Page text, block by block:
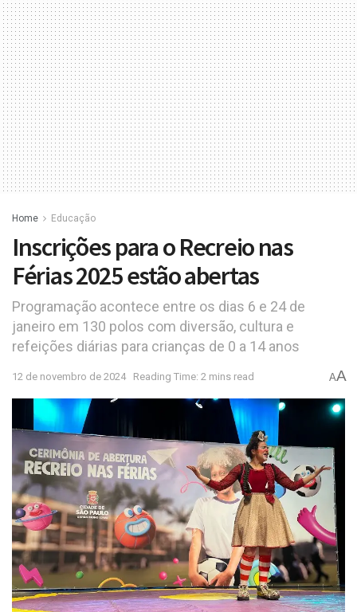
Home Educação
Inscrições para o Recreio nas
Férias 2025 estão abertas
Programação acontece entre os dias 6 e 24 de
janeiro em 130 polos com diversão, cultura e
refeições diárias para crianças de 0 a 14 anos
12 de novembro de 2024 Reading Time: 2 mins read AA